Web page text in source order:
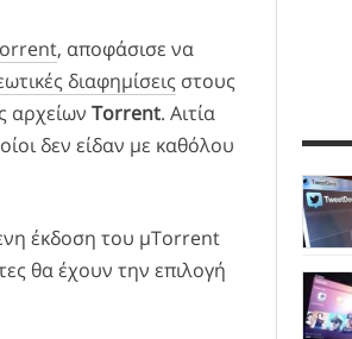
, αποφάσισε να
διαφημίσεις στους
αρχείων Torrent. Αιτία
δεν είδαν με καθόλου
έκδοση του μTorrent
θα έχουν την επιλογή